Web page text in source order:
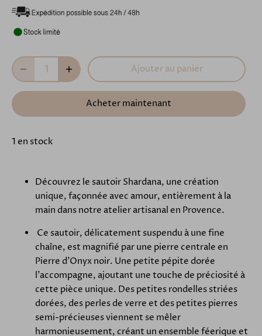
Ajouter au panier
Acheter maintenant
1 en stock
Découvrez le sautoir Shardana, une création
unique, façonnée avec amour, entièrement à la
main dans notre atelier artisanal en Provence.
Ce sautoir, délicatement suspendu à une fine
chaîne, est magnifié par une pierre centrale en
Pierre d'Onyx noir. Une petite pépite dorée
l'accompagne, ajoutant une touche de préciosité à
cette pièce unique. Des petites rondelles striées
dorées, des perles de verre et des petites pierres
semi-précieuses viennent se mêler
harmonieusement, créant un ensemble féerique et